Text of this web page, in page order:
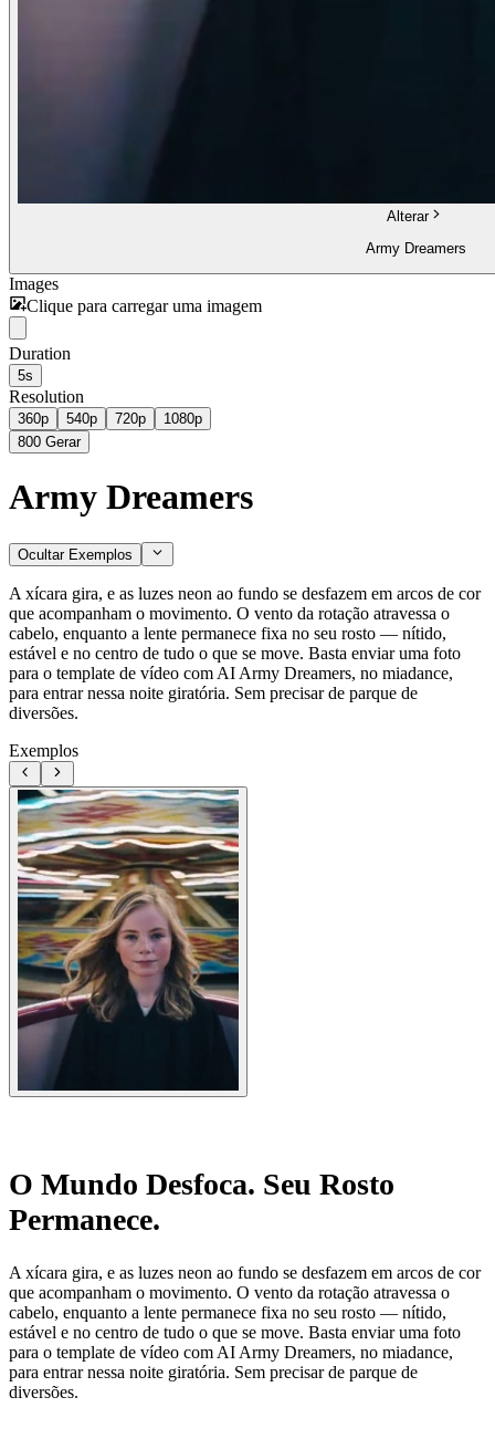
Alterar
Army Dreamers
Images
Clique para carregar uma imagem
Duration
5s
Resolution
360p 540p 720p
1080p
800 Gerar
Army Dreamers
Ocultar Exemplos
A xícara gira, e as luzes neon ao fundo se desfazem em arcos de cor
que acompanham o movimento. O vento da rotação atravessa o
cabelo, enquanto a lente permanece fixa no seu rosto — nítido,
estável e no centro de tudo o que se move. Basta enviar uma foto
para o template de vídeo com AI Army Dreamers, no miadance,
para entrar nessa noite giratória. Sem precisar de parque de
diversões.
Exemplos
O Mundo Desfoca. Seu Rosto
Permanece.
A xícara gira, e as luzes neon ao fundo se desfazem em arcos de cor
que acompanham o movimento. O vento da rotação atravessa o
cabelo, enquanto a lente permanece fixa no seu rosto — nítido,
estável e no centro de tudo o que se move. Basta enviar uma foto
para o template de vídeo com AI Army Dreamers, no miadance,
para entrar nessa noite giratória. Sem precisar de parque de
diversões.